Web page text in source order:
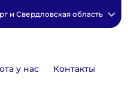
и Свердловская область
у нас Контакты